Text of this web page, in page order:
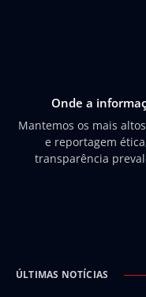
Onde a
Mantemos os mais
e reportagem
transparência
ÚLTIMAS NOTÍCIAS